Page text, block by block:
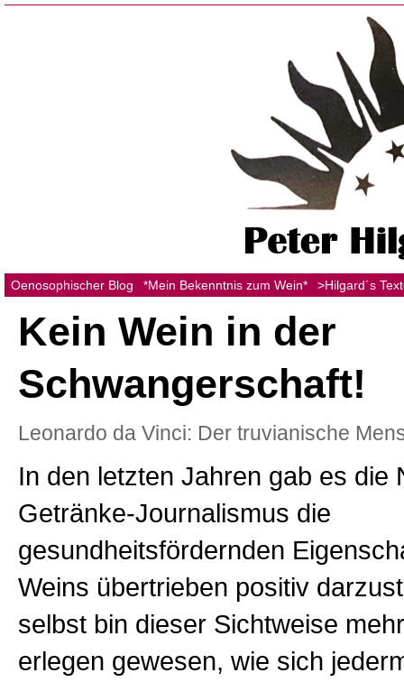
Oenosophischer Blog *Mein Bekenntnis zum Wein* >Hilgard´s
Kein Wein in der
Schwangerschaft!
Leonardo da Vinci: Der truvianische
In den letzten Jahren gab es die
Getränke-Journalismus die
gesundheitsfördernden
Weins übertrieben positiv
selbst bin dieser Sichtweise
erlegen gewesen, wie sich